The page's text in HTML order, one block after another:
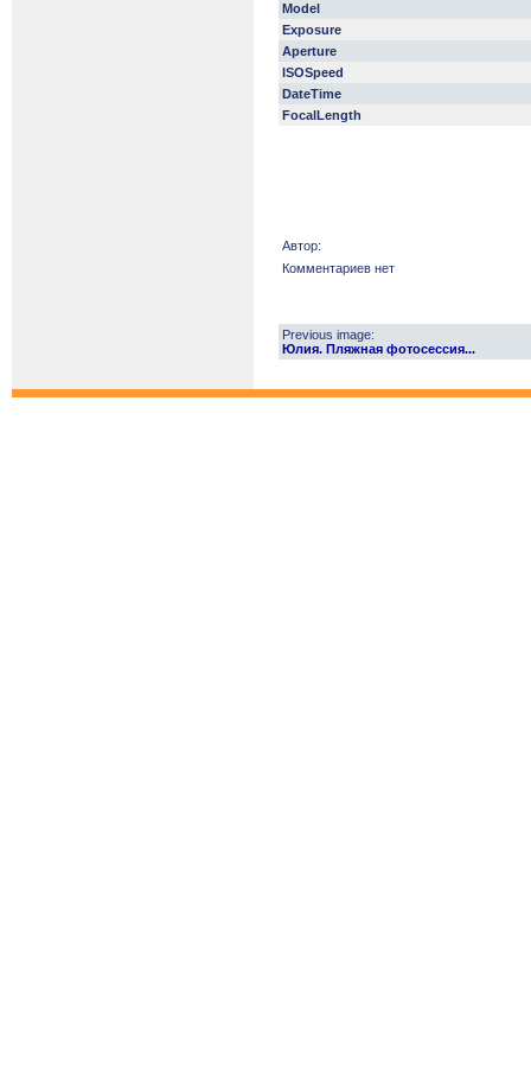
Model
Exposure
Aperture
ISOSpeed
DateTime
FocalLength
Автор:
Комментариев нет
Previous image:
Юлия. Пляжная фотосессия...